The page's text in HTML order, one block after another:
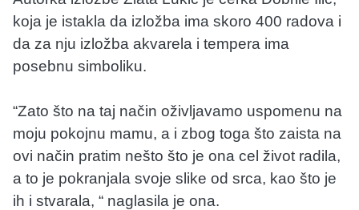
koja je istakla da izložba ima skoro 400 radova i
da za nju izložba akvarela i tempera ima
posebnu simboliku.
“Zato što na taj način oživljavamo uspomenu na
moju pokojnu mamu, a i zbog toga što zaista na
ovi način pratim nešto što je ona cel život radila,
a to je pokranjala svoje slike od srca, kao što je
ih i stvarala, “ naglasila je ona.